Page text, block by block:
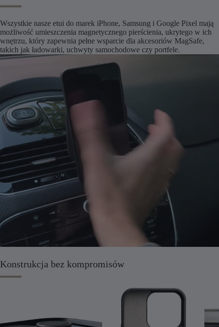
Wszystkie nasze etui do marek iPhone, Samsung i Google Pixel mają
możliwość umieszczenia magnetycznego pierścienia, ukrytego w ich
wnętrzu, który zapewnia pełne wsparcie dla akcesoriów MagSafe,
takich jak ładowarki, uchwyty samochodowe czy portfele.
Konstrukcja bez kompromisów